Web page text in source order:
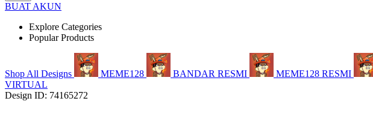
BUAT AKUN
Explore Categories
Popular Products
Shop All Designs MEME128 BANDAR RESMI MEME128 RESMI
VIRTUAL
Design ID: 74165272